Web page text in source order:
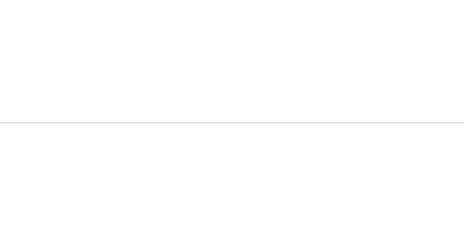
タント / 暗号資産非公式アーティスト /YouTuber
ディア取材、出演